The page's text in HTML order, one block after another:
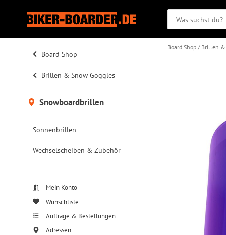
Board Shop
Brillen & Snow Goggles
Snowboardbrillen
Sonnenbrillen
Wechselscheiben & Zubehör
Mein Konto
Wunschliste
Aufträge & Bestellungen
Adressen
Board Shop Brillen &